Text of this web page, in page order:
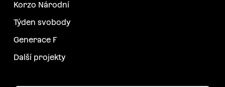
Korzo Národní
Týden svobody
Generace F
Další projekty